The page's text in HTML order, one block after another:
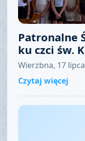
Patronalne
ku czci św.
Wierzbna, 17
Czytaj więcej